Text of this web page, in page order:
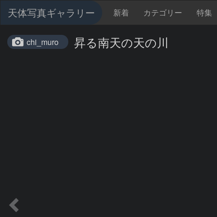
天体写真ギャラリー 新着 カテゴリー 特集
chi_muro 昇る南天の天の川